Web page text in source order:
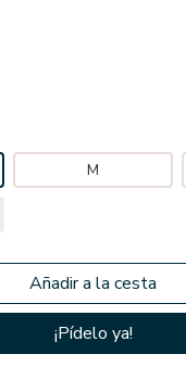
M
¡Pídelo ya!